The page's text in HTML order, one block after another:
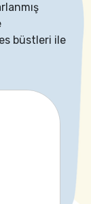
büstleri ile